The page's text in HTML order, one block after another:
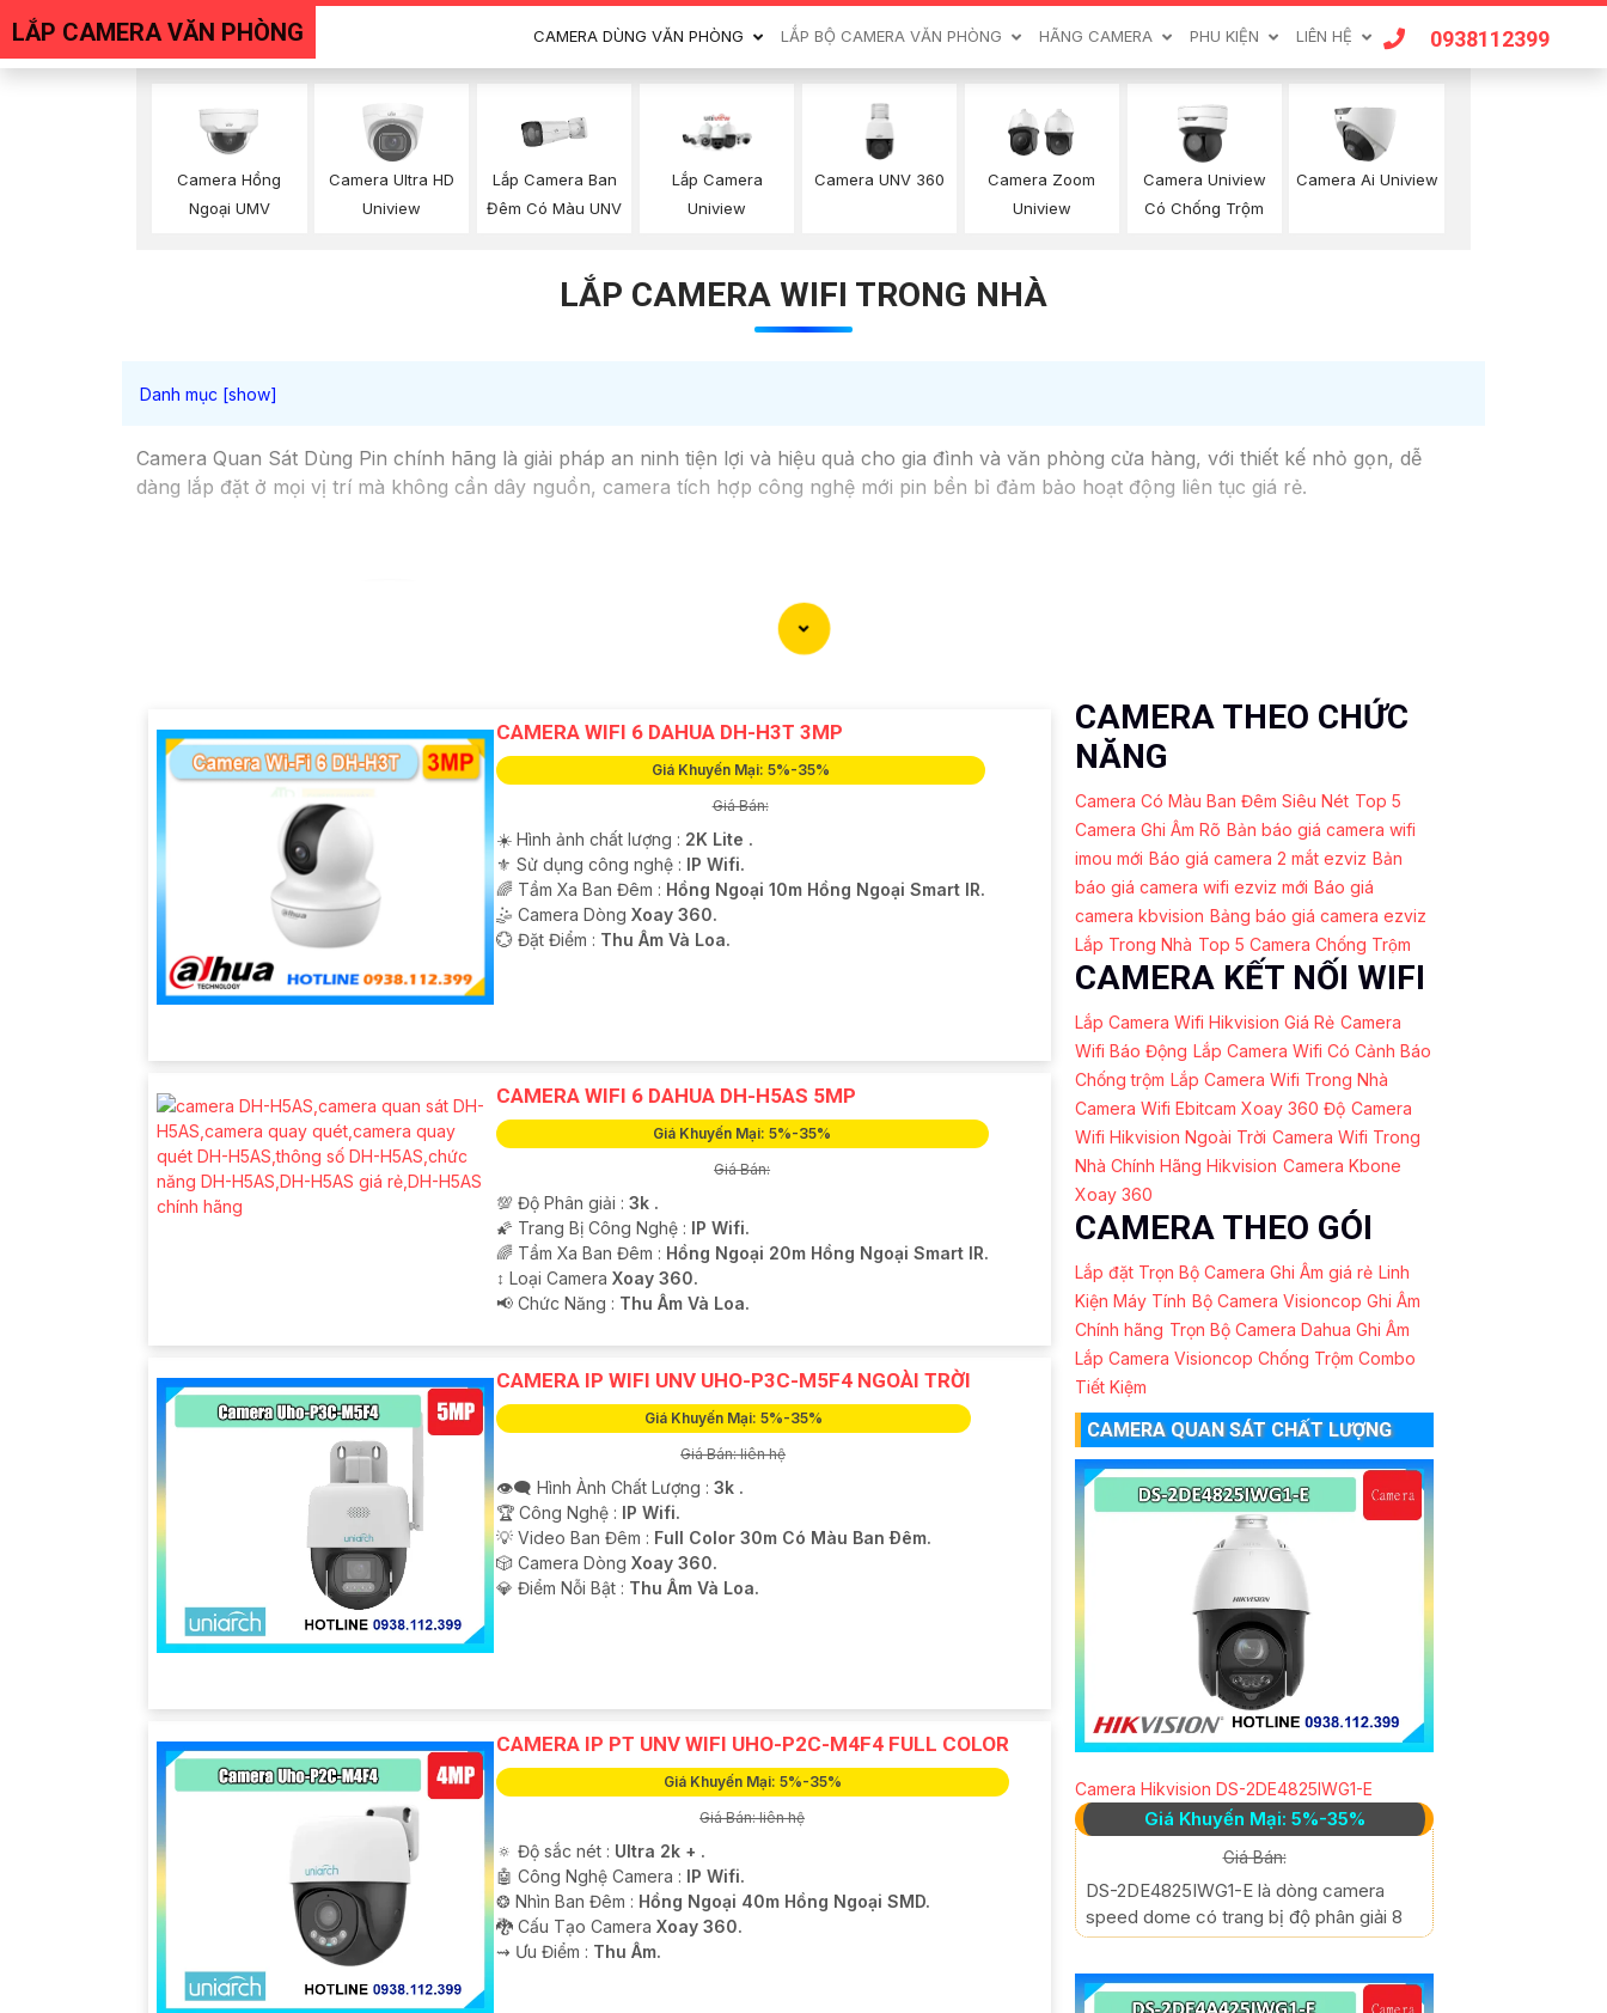
LẮP CAMERA VĂN PHÒNG CAMERA DÙNG VĂN PHÒNG LẮP BỘ CAMERA VĂN PHÒNG HÃNG CAMERA PHU KIỆN LIÊN HỆ 0938112399
Camera Hồng
Ngoại UMV
Camera Ultra HD
Uniview
Lắp Camera Ban
Đêm Có Màu UNV
Lắp Camera
Uniview
Camera UNV 360
Camera Zoom
Uniview
Camera Uniview
Có Chống Trộm
Camera Ai Uniview
LẮP CAMERA WIFI TRONG NHÀ
Camera Quan Sát Dùng Pin chính hãng là giải pháp an ninh tiện lợi và hiệu quả cho gia đình và văn phòng cửa hàng, với thiết kế nhỏ gọn, dễ
dàng lắp đặt ở mọi vị trí mà không cần dây nguồn, camera tích hợp công nghệ mới pin bền bỉ đảm bảo hoạt động liên tục giá rẻ.
CAMERA WIFI 6 DAHUA DH-H3T 3MP
Giá Khuyến Mại: 5%-35%
Giá Bán:
☀️ Hình ảnh chất lượng : 2K Lite .
⚜️ Sử dụng công nghệ : IP Wifi.
🌈 Tầm Xa Ban Đêm : Hồng Ngoại 10m Hồng Ngoại Smart IR.
🤹 Camera Dòng Xoay 360.
️💮 Đặt Điểm : Thu Âm Và Loa.
CAMERA WIFI 6 DAHUA DH-H5AS 5MP
Giá Khuyến Mại: 5%-35%
Giá Bán:
💯 Độ Phân giải : 3k .
🌠 Trang Bị Công Nghệ : IP Wifi.
🌈 Tầm Xa Ban Đêm : Hồng Ngoại 20m Hồng Ngoại Smart IR.
↕️ Loại Camera Xoay 360.
️📢 Chức Năng : Thu Âm Và Loa.
CAMERA IP WIFI UNV UHO-P3C-M5F4 NGOÀI TRỜI
Giá Khuyến Mại: 5%-35%
Giá Bán: liên hệ
👁️‍🗨 Hình Ành Chất Lượng : 3k .
🏆 Công Nghệ : IP Wifi.
💡 Video Ban Đêm : Full Color 30m Có Màu Ban Ðêm.
🎲 Camera Dòng Xoay 360.
️💎 Điểm Nỗi Bật : Thu Âm Và Loa.
CAMERA IP PT UNV WIFI UHO-P2C-M4F4 FULL COLOR
Giá Khuyến Mại: 5%-35%
Giá Bán: liên hệ
🔅 Độ sắc nét : Ultra 2k + .
🤖️ Công Nghệ Camera : IP Wifi.
❂ Nhìn Ban Đêm : Hồng Ngoại 40m Hồng Ngoại SMD.
🐉️ Cấu Tạo Camera Xoay 360.
️⇝ Ưu Điểm : Thu Âm.
CAMERA THEO CHỨC
NĂNG
Camera Có Màu Ban Đêm Siêu Nét Top 5
Camera Ghi Âm Rõ Bản báo giá camera wifi
imou mới Báo giá camera 2 mắt ezviz Bản
báo giá camera wifi ezviz mới Báo giá
camera kbvision Bảng báo giá camera ezviz
Lắp Trong Nhà Top 5 Camera Chống Trộm
CAMERA KẾT NỐI WIFI
Lắp Camera Wifi Hikvision Giá Rẻ Camera
Wifi Báo Động Lắp Camera Wifi Có Cảnh Báo
Chống trộm Lắp Camera Wifi Trong Nhà
Camera Wifi Ebitcam Xoay 360 Độ Camera
Wifi Hikvision Ngoài Trời Camera Wifi Trong
Nhà Chính Hãng Hikvision Camera Kbone
Xoay 360
CAMERA THEO GÓI
Lắp đặt Trọn Bộ Camera Ghi Âm giá rẻ Linh
Kiện Máy Tính Bộ Camera Visioncop Ghi Âm
Chính hãng Trọn Bộ Camera Dahua Ghi Âm
Lắp Camera Visioncop Chống Trộm Combo
Tiết Kiệm
CAMERA QUAN SÁT CHẤT LƯỢNG
Camera Hikvision DS-2DE4825IWG1-E
Giá Khuyến Mại: 5%-35%
Giá Bán:
DS-2DE4825IWG1-E là dòng camera
speed dome có trang bị độ phân giải 8